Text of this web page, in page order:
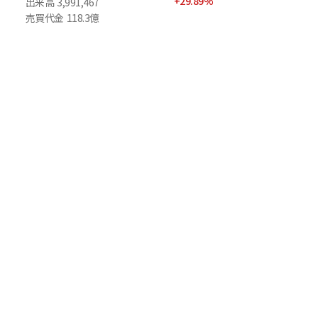
出来高 3,991,467
売買代金 118.3億